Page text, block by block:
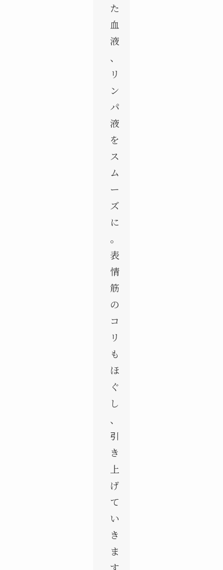
た
血
液
、
リ
ン
パ
液
を
ス
ム
ー
ズ
に
。
表
情
筋
の
コ
リ
も
ほ
ぐ
し
、
引
き
上
げ
て
い
き
ま
す